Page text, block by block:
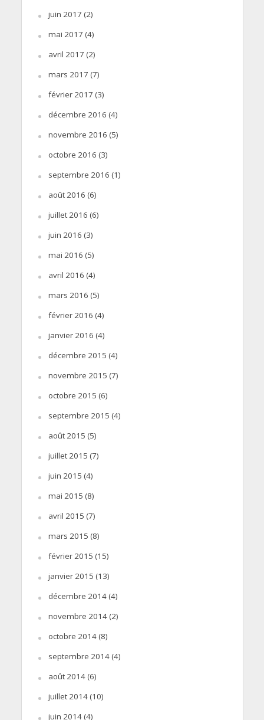
juin 2017 (2)
mai 2017 (4)
avril 2017 (2)
mars 2017 (7)
février 2017 (3)
décembre 2016 (4)
novembre 2016 (5)
octobre 2016 (3)
septembre 2016 (1)
août 2016 (6)
juillet 2016 (6)
juin 2016 (3)
mai 2016 (5)
avril 2016 (4)
mars 2016 (5)
février 2016 (4)
janvier 2016 (4)
décembre 2015 (4)
novembre 2015 (7)
octobre 2015 (6)
septembre 2015 (4)
août 2015 (5)
juillet 2015 (7)
juin 2015 (4)
mai 2015 (8)
avril 2015 (7)
mars 2015 (8)
février 2015 (15)
janvier 2015 (13)
décembre 2014(4)
novembre 2014(2)
octobre 2014(8)
septembre 2014(4)
août 2014(6)
juillet 2014(10)
juin 2014(4)